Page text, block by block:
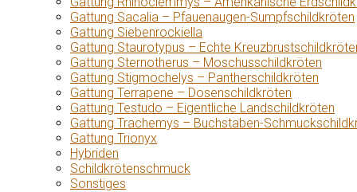
Gattung Sacalia – Pfauenaugen-Sumpfschildkröten
Gattung Siebenrockiella
Gattung Staurotypus – Echte
Gattung Sternotherus – Moschusschildkröten
Gattung Stigmochelys – Pantherschildkröten
Gattung Terrapene – Dosenschildkröten
Gattung Testudo – Eigentliche Landschildkröten
Gattung Trachemys – Buchstaben-
Gattung Trionyx
Hybriden
Schildkrötenschmuck
Sonstiges